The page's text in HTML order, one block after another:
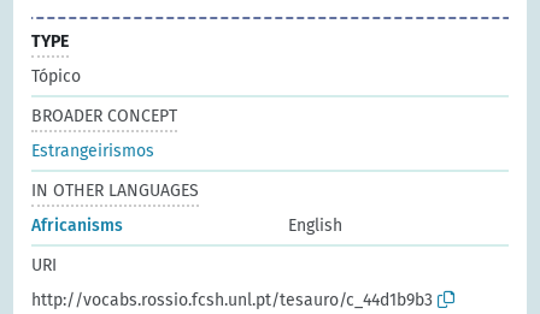
TYPE
Tópico
BROADER CONCEPT
Estrangeirismos
IN OTHER LANGUAGES
Africanisms
English
URI
http://vocabs.rossio.fcsh.unl.pt/tesauro/c_44d1b9b3